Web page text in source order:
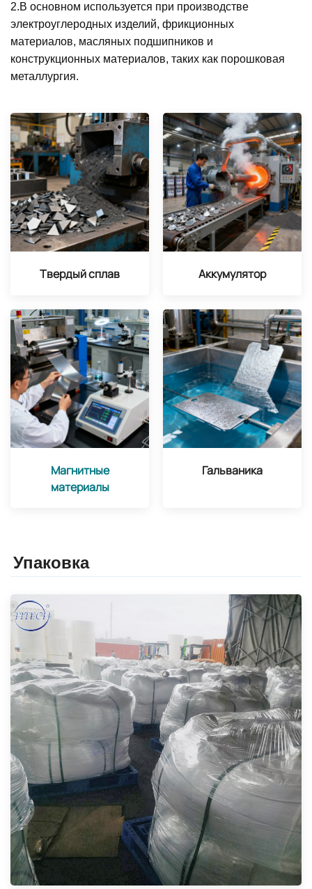
2.В основном используется при производстве
электроуглеродных изделий, фрикционных
материалов, масляных подшипников и
конструкционных материалов, таких как порошковая
металлургия.
Твердый сплав Аккумулятор
Магнитные
материалы
Гальваника
Упаковка